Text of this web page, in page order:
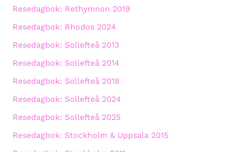
Resedagbok: Rethymnon 2019
Resedagbok: Rhodos 2024
Resedagbok: Sollefteå 2013
Resedagbok: Sollefteå 2014
Resedagbok: Sollefteå 2018
Resedagbok: Sollefteå 2024
Resedagbok: Sollefteå 2025
Resedagbok: Stockholm & Uppsala 2015